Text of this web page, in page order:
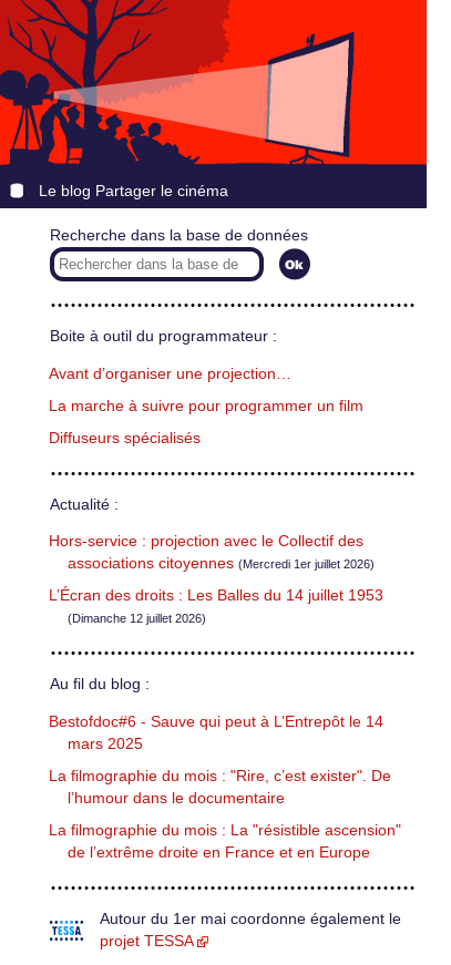
Le blog Partager le cinéma
Recherche dans la base de données
Boite à outil du programmateur :
Avant d’organiser une projection…
La marche à suivre pour programmer un film
Diffuseurs spécialisés
Actualité :
Hors-service : projection avec le Collectif des
associations citoyennes (Mercredi 1er juillet 2026)
L’Écran des droits : Les Balles du 14 juillet 1953
(Dimanche 12 juillet 2026)
Au fil du blog :
Bestofdoc#6 - Sauve qui peut à L’Entrepôt le 14
mars 2025
La filmographie du mois : "Rire, c’est exister". De
l’humour dans le documentaire
La filmographie du mois : La "résistible ascension"
de l’extrême droite en France et en Europe
Autour du 1er mai coordonne également le
projet TESSA